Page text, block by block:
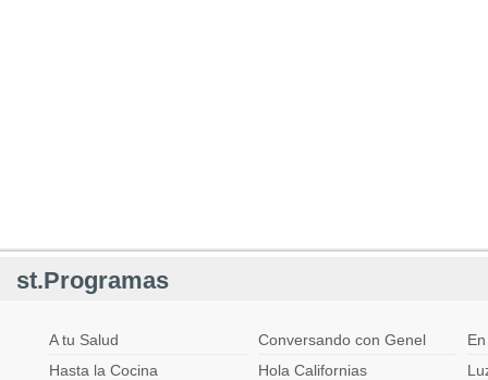
st.Programas
A tu Salud Conversando con Genel
Hasta la Cocina
Hola Californias